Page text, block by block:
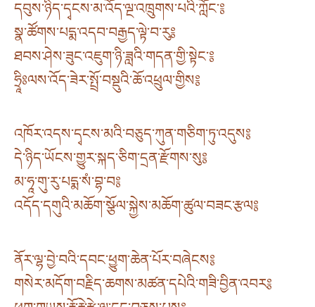
དབུས་ཉིད་དྭངས་མ་འོད་ལྔ་འཁྲུགས་པའི་ཀློང་༔
སྣ་ཚོགས་པདྨ་འདབ་བརྒྱད་ལྟེ་བ་རུ༔
ཐབས་ཤེས་ཟུང་འཇུག་ཉི་ཟླའི་གདན་གྱི་སྟེང་༔
ཧྲཱིཿལས་འོད་ཟེར་སྤྲོ་བསྡུའི་ཆོ་འཕྲུལ་གྱིས༔
འཁོར་འདས་དྭངས་མའི་བཅུད་ཀུན་གཅིག་ཏུ་འདུས༔
དེ་ཉིད་ཡོངས་གྱུར་སྐད་ཅིག་དྲན་རྫོགས་སུ༔
མ་ཧཱ་གུ་རུ་པདྨ་སཾ་བྷ་བ༔
འདོད་དགུའི་མཆོག་སྩོལ་སྐྱེས་མཆོག་ཚུལ་བཟང་རྩལ༔
ནོར་ལྷ་བྱེ་བའི་དབང་ཕྱུག་ཆེན་པོར་བཞེངས༔
གསེར་མདོག་བརྗིད་ཆགས་མཚན་དཔེའི་གཟི་བྱིན་འབར༔